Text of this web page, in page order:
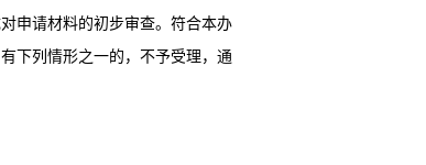
申请材料的初步审查。符合本办
下列情形之一的，不予受理，通